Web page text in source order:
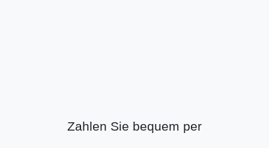
Zahlen Sie bequem per